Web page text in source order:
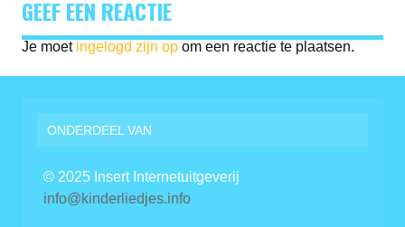
GEEF EEN REACTIE
Je moet ingelogd zijn op om een reactie te plaatsen.
ONDERDEEL VAN
© 2025 Insert Internetuitgeverij
info@kinderliedjes.info